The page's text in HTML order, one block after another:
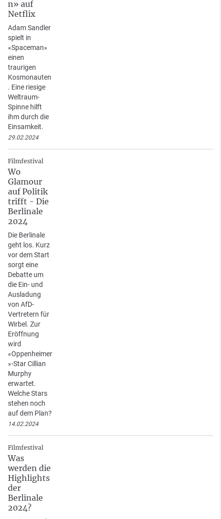
n» auf
Netflix
Adam Sandler
spielt in
«Spaceman»
einen
traurigen
Kosmonauten
. Eine riesige
Weltraum-
Spinne hilft
ihm durch die
Einsamkeit.
29.02.2024
Filmfestival
Wo
Glamour
auf Politik
trifft - Die
Berlinale
2024
Die Berlinale
geht los. Kurz
vor dem Start
sorgt eine
Debatte um
die Ein- und
Ausladung
von AfD-
Vertretern für
Wirbel. Zur
Eröffnung
wird
«Oppenheimer
»-Star Cillian
Murphy
erwartet.
Welche Stars
stehen noch
auf dem Plan?
14.02.2024
Filmfestival
Was
werden die
Highlights
der
Berlinale
2024?